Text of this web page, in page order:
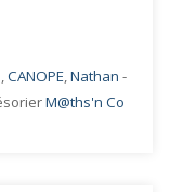
,CANOPE,Nathan -
M@ths'n Co